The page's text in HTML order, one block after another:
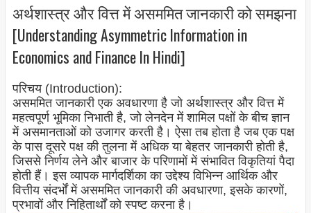
अर्थशास्त्र और वित्त में असममित जानकारी को समझना
[Understanding Asymmetric Information in
Economics and Finance In Hindi]
परिचय (Introduction):
असममित जानकारी एक अवधारणा है जो अर्थशास्त्र और वित्त में
महत्वपूर्ण भूमिका निभाती है, जो लेनदेन में शामिल पक्षों के बीच ज्ञान
में असमानताओं को उजागर करती है। ऐसा तब होता है जब एक पक्ष
के पास दूसरे पक्ष की तुलना में अधिक या बेहतर जानकारी होती है,
जिससे निर्णय लेने और बाजार के परिणामों में संभावित विकृतियां पैदा
होती हैं। इस व्यापक मार्गदर्शिका का उद्देश्य विभिन्न आर्थिक और
वित्तीय संदर्भों में असममित जानकारी की अवधारणा, इसके कारणों,
प्रभावों और निहितार्थों को स्पष्ट करना है।